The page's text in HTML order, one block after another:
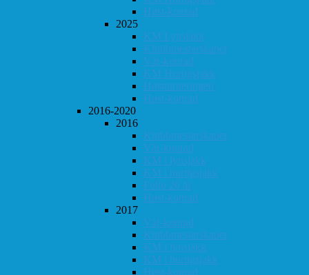
Høst-konrad
2025
KM Lynsjakk
Klubbmesterskapet
Vår-konrad
KM Hurtigsjakk
Høstturneringen
Høst-konrad
2016-2020
2016
Klubbmesterskapet
Vår-konrad
KM i lynsjakk
KM i hurtigsjakk
Follo 20 år
Høst-konrad
2017
Vår-konrad
Klubbmesterskapet
KM i lynsjakk
KM i hurtigsjakk
Høst-konrad